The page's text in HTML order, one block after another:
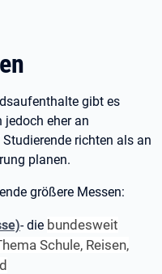
gibt es
jedoch eher an
richten als an
planen.
größere Messen:
- die bundesweit
Schule, Reisen,